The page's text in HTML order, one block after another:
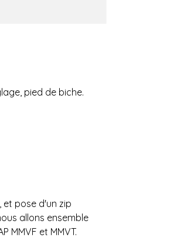
pied de biche.
et pose d'un zip
allons ensemble
MMVF et MMVT.